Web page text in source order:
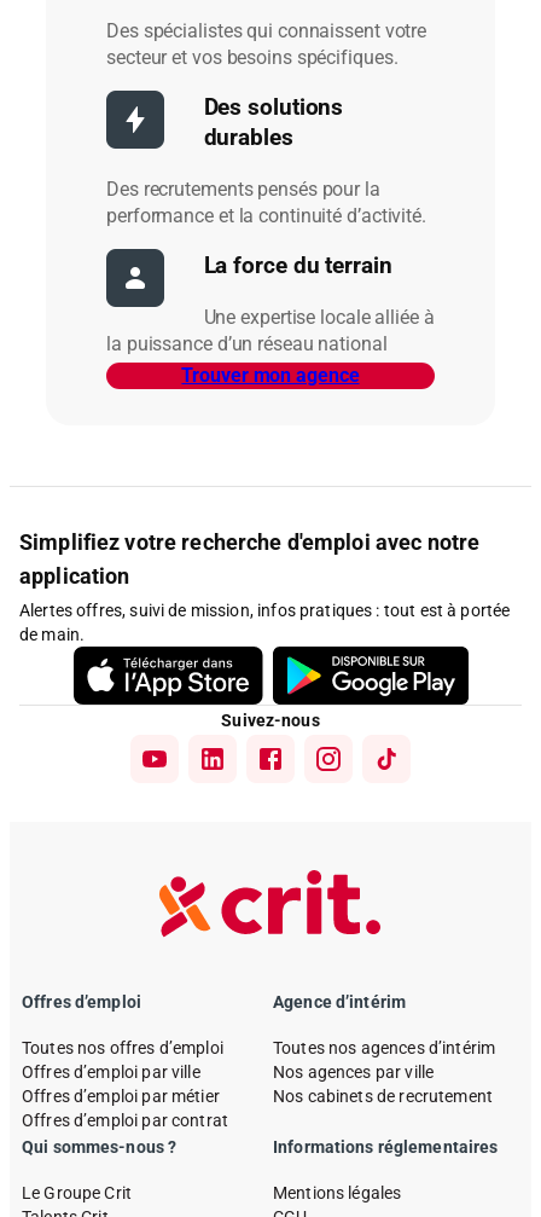
Des spécialistes qui connaissent votre
secteur et vos besoins spécifiques.
Des solutions
durables
Des recrutements pensés pour la
performance et la continuité d’activité.
La force du terrain
Une expertise locale alliée à
la puissance d’un réseau national
Trouver mon agence